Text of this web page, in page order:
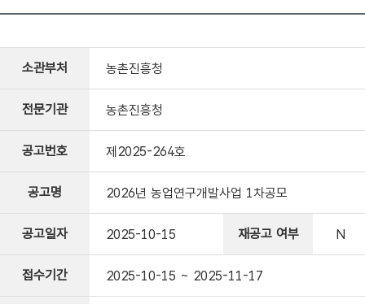
소관부처 농촌진흥청
전문기관 농촌진흥청
공고번호 제2025-264호
공고명 2026년 농업연구개발사업 1차공모
공고일자 2025-10-15 재공고 여부 N
접수기간 2025-10-15 ~ 2025-11-17